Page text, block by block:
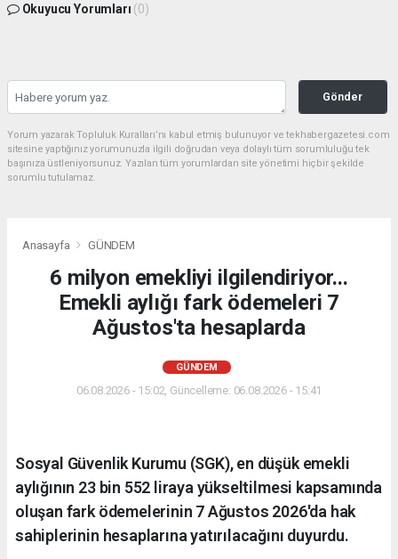
Okuyucu Yorumları (0)
Gönder
Yorum yazarak Topluluk Kuralları’nı kabul etmiş bulunuyor ve tekhabergazetesi.com
sitesine yaptığınız yorumunuzla ilgili doğrudan veya dolaylı tüm sorumluluğu tek
başınıza üstleniyorsunuz. Yazılan tüm yorumlardan site yönetimi hiçbir şekilde
sorumlu tutulamaz.
Anasayfa GÜNDEM
6 milyon emekliyi ilgilendiriyor...
Emekli aylığı fark ödemeleri 7
Ağustos'ta hesaplarda
GÜNDEM
06.08.2026 - 15:02, Güncelleme: 06.08.2026 - 15:41
Sosyal Güvenlik Kurumu (SGK), en düşük emekli
aylığının 23 bin 552 liraya yükseltilmesi kapsamında
oluşan fark ödemelerinin 7 Ağustos 2026'da hak
sahiplerinin hesaplarına yatırılacağını duyurdu.